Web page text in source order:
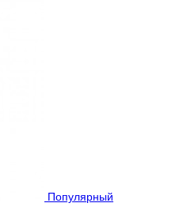
Популярный